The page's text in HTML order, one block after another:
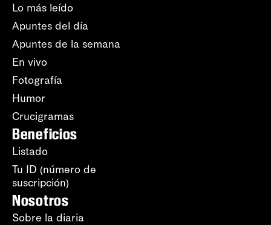
Lo más leído
Apuntes del día
Apuntes de la semana
En vivo
Fotografía
Humor
Crucigramas
Beneficios
Listado
Tu ID (número de
suscripción)
Nosotros
Sobre la diaria